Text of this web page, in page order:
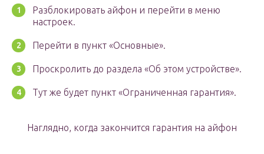
Разблокировать айфон и перейти в меню
настроек.
Перейти в пункт «Основные».
Проскролить до раздела «Об этом устройстве».
Тут же будет пункт «Ограниченная гарантия».
Наглядно, когда закончится гарантия на айфон